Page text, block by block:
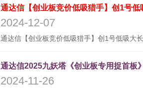
通达信【创业板竞价低吸猎手】创1号
2024-12-07
通达信2025九妖塔《创业板专用捉首板
2024-11-26